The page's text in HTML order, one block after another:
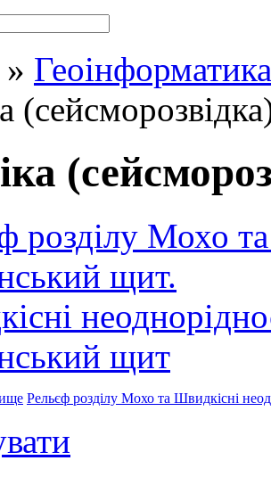
» Геоінформатика
розділу Мохо
щит.
щит
Рельєф розділу Мохо та Швидкісні